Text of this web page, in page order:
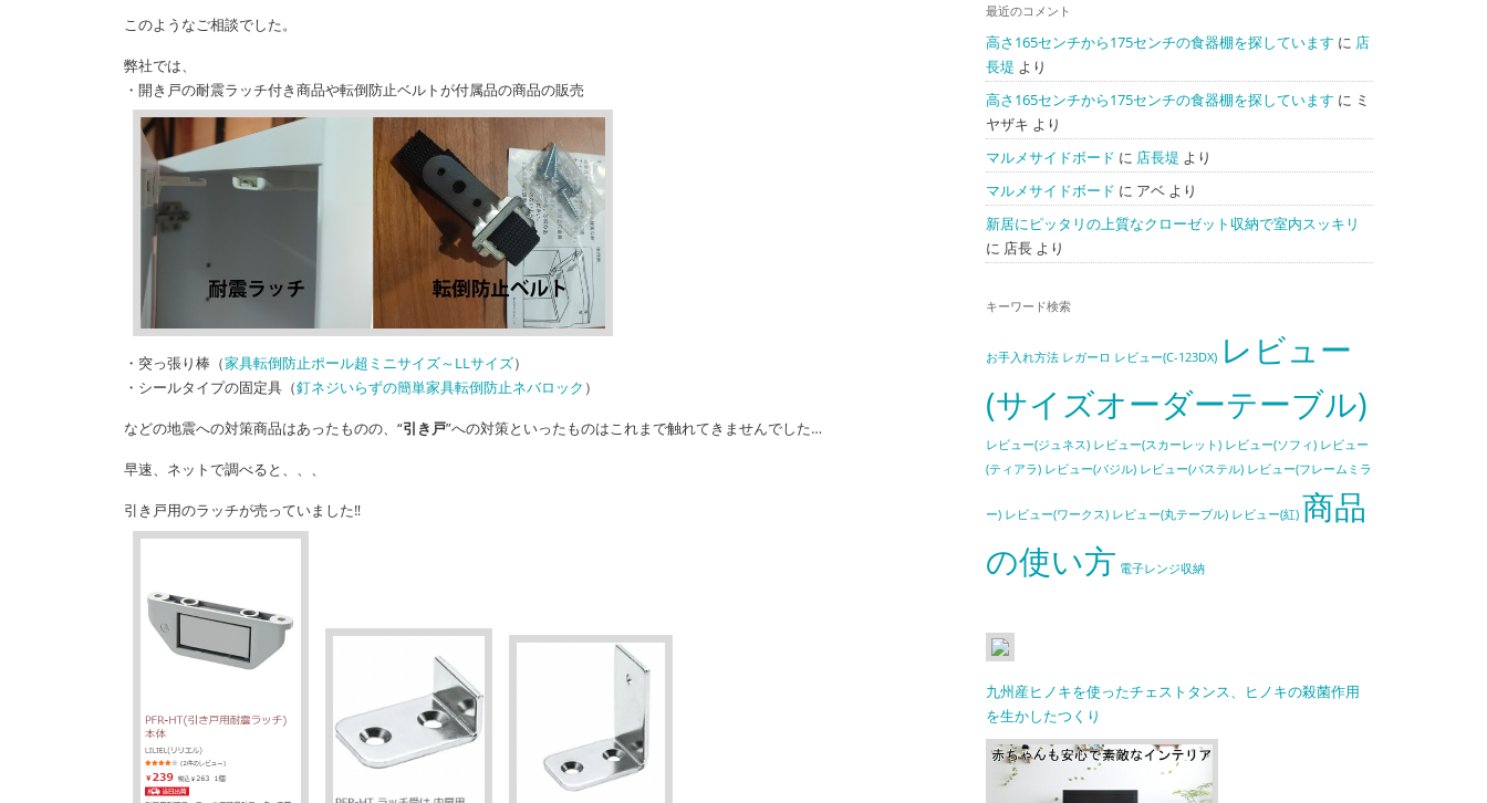
このようなご相談でした。
弊社では、
・開き戸の耐震ラッチ付き商品や転倒防止ベルトが付属品の商品の販売
・突っ張り棒（家具転倒防止ポール超ミニサイズ～LLサイズ）
・シールタイプの固定具（釘ネジいらずの簡単家具転倒防止ネバロック ）
などの地震への対策商品はあったものの、“引き戸”への対策といったものはこれまで触れてきませんでした…
早速、ネットで調べると、、、
引き戸用のラッチが売っていました‼
最近のコメント
高さ165センチから175センチの食器棚を探しています に 店
長堤 より
高さ165センチから175センチの食器棚を探しています に ミ
ヤザキ より
マルメサイドボード に 店長堤 より
マルメサイドボード に アベより
新居にピッタリの上質なクローゼット収納で室内スッキリ
に 店長より
キーワード検索
お手入れ方法 レガーロ レビュー(C-123DX) レビュー
(サイズオーダーテーブル)
レビュー(ジュネス) レビュー(スカーレット) レビュー(ソフィ) レビュー
(ティアラ) レビュー(バジル) レビュー(パステル) レビュー(フレームミラ
ー) レビュー(ワークス) レビュー(丸テーブル) レビュー(紅) 商品
の使い方 電子レンジ収納
九州産ヒノキを使ったチェストタンス、ヒノキの殺菌作用
を生かしたつくり